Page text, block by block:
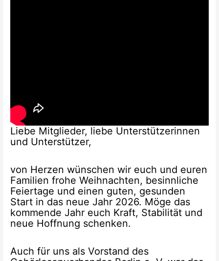
Liebe Mitglieder, liebe Unterstützerinnen
und Unterstützer,
von Herzen wünschen wir euch und euren
Familien frohe Weihnachten, besinnliche
Feiertage und einen guten, gesunden
Start in das neue Jahr 2026. Möge das
kommende Jahr euch Kraft, Stabilität und
neue Hoffnung schenken.
Auch für uns als Vorstand des